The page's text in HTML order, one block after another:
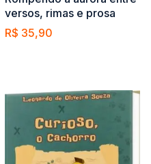
versos, rimas e prosa
R$ 35,90